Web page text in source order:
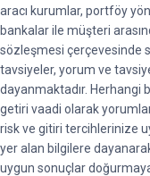
aracı kurumlar, portföy
bankalar ile müşteri
sözleşmesi çerçevesinde
tavsiyeler, yorum ve
dayanmaktadır. Herhangi
getiri vaadi olarak
risk ve gitiri tercihlerinize
yer alan bilgilere
uygun sonuçlar